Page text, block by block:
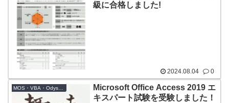
級に合格しました!
2024.08.04 0
MOS・VBA・Odyssey系CBT
Microsoft Office Access 2019 エ
キスパート試験を受験しました！